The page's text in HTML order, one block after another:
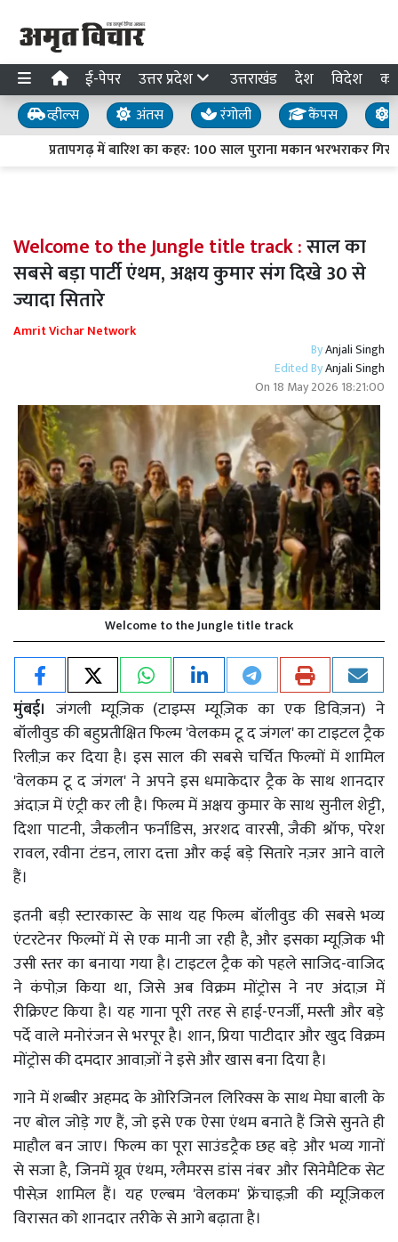
ई-पेपर उत्तर प्रदेश उत्तराखंड देश विदेश
व्हील्स अंतस रंगोली कैंपस
प्रतापगढ़ में बारिश का कहर: 100 साल पुराना मकान भरभराकर
Welcome to the Jungle title track :साल का
सबसे बड़ा पार्टी एंथम, अक्षय कुमार संग दिखे 30 से
ज्यादा सितारे
Amrit Vichar Network
ByAnjali Singh
Edited ByAnjali Singh
On 18 May 2026 18:21:00
Welcome to the Jungle title track
मुंबई। जंगली म्यूज़िक (टाइम्स म्यूज़िक का एक डिविज़न) ने
बॉलीवुड की बहुप्रतीक्षित फिल्म 'वेलकम टू द जंगल' का टाइटल ट्रैक
रिलीज़ कर दिया है। इस साल की सबसे चर्चित फिल्मों में शामिल
'वेलकम टू द जंगल' ने अपने इस धमाकेदार ट्रैक के साथ शानदार
अंदाज़ में एंट्री कर ली है। फिल्म में अक्षय कुमार के साथ सुनील शेट्टी,
दिशा पाटनी, जैकलीन फर्नांडिस, अरशद वारसी, जैकी श्रॉफ, परेश
रावल, रवीना टंडन, लारा दत्ता और कई बड़े सितारे नज़र आने वाले
हैं।
इतनी बड़ी स्टारकास्ट के साथ यह फिल्म बॉलीवुड की सबसे भव्य
एंटरटेनर फिल्मों में से एक मानी जा रही है, और इसका म्यूज़िक भी
उसी स्तर का बनाया गया है। टाइटल ट्रैक को पहले साजिद-वाजिद
ने कंपोज़ किया था, जिसे अब विक्रम मोंट्रोस ने नए अंदाज़ में
रीक्रिएट किया है। यह गाना पूरी तरह से हाई-एनर्जी, मस्ती और बड़े
पर्दे वाले मनोरंजन से भरपूर है। शान, प्रिया पाटीदार और खुद विक्रम
मोंट्रोस की दमदार आवाज़ों ने इसे और खास बना दिया है।
गाने में शब्बीर अहमद के ओरिजिनल लिरिक्स के साथ मेघा बाली के
नए बोल जोड़े गए हैं, जो इसे एक ऐसा एंथम बनाते हैं जिसे सुनते ही
माहौल बन जाए। फिल्म का पूरा साउंडट्रैक छह बड़े और भव्य गानों
से सजा है, जिनमें ग्रूव एंथम, ग्लैमरस डांस नंबर और सिनेमैटिक सेट
पीसेज़ शामिल हैं। यह एल्बम 'वेलकम' फ्रेंचाइज़ी की म्यूज़िकल
विरासत को शानदार तरीके से आगे बढ़ाता है।